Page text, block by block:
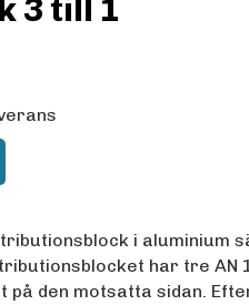
3 till 1
i aluminium
har tre AN
på den motsatta sidan.